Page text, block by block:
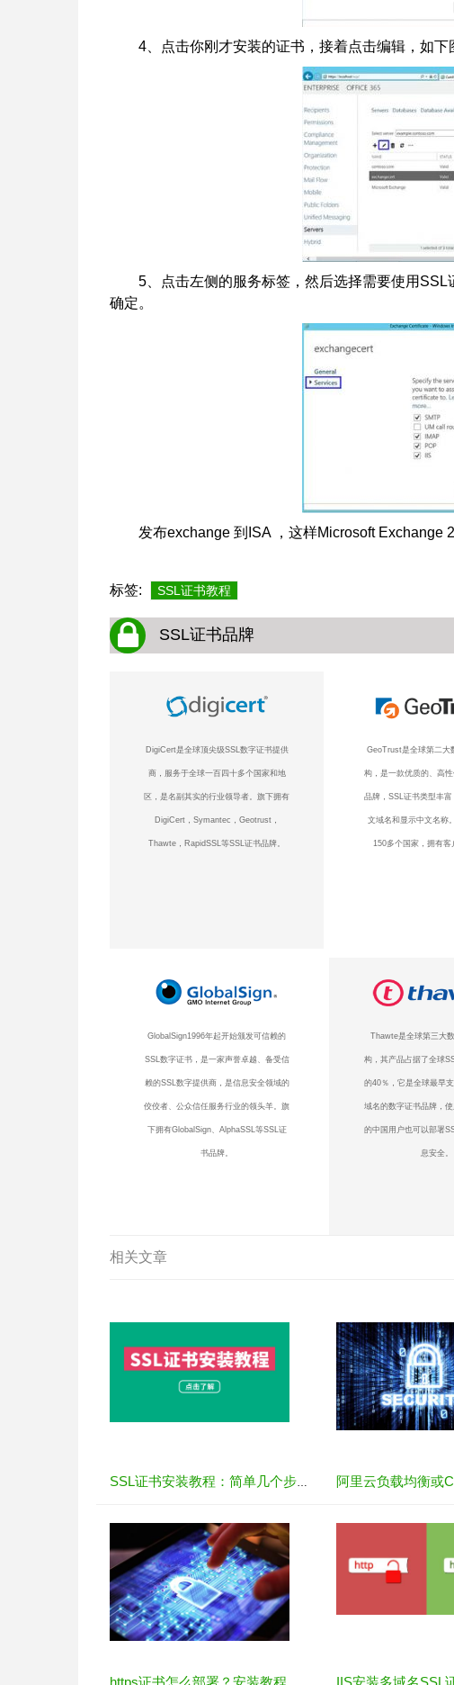
4、点击你刚才安装的证书，接着点击编辑，如下
5、点击左侧的服务标签，然后选择需要使用
确定。
发布exchange 到ISA ，这样Microsoft Exchange
标签: SSL证书教程
SSL证书品牌
DigiCert是全球顶尖级SSL数字证书提供
商，服务于全球一百四十多个国家和地
区，是名副其实的行业领导者。旗下拥有
DigiCert，Symantec，Geotrust，
Thawte，RapidSSL等SSL证书品牌。
GeoTrust是全球第二大
构，是一款优质的、高
品牌，SSL证书类型丰富
文域名和显示中文名称
150多个国家，拥有客
GlobalSign1996年起开始颁发可信赖的
SSL数字证书，是一家声誉卓越、备受信
赖的SSL数字提供商，是信息安全领域的
佼佼者、公众信任服务行业的领头羊。旗
下拥有GlobalSign、AlphaSSL等SSL证
书品牌。
Thawte是全球第三大
构，其产品占据了全球
的40％，它是全球最早
域名的数字证书品牌，
的中国用户也可以部署
息安全。
相关文章
IIS安装多域名SSL